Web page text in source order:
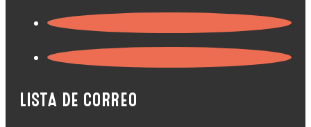
LISTA DE CORREO